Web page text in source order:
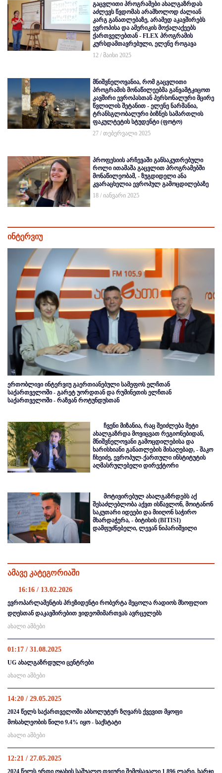
გაცვლითი პროგრამები ახალგაზრდას
აძლევს წვდომას არამხოლოდ ძალიან
კარგ განათლებაზე, არამედ აკავშირებს
ევროპისა და ამერიკის მოქალაქეებს
ქართველებთან - FLEX პროგრამის
კურსდამთავრებული, ელენე როგავა
12 / მაისი 2025
მნიშვნელოვანია, რომ გაცვლითი
პროგრამის მონაწილეებმა განვამტკიცოთ
კავშირი ევროპასთან პერსონალური მცირე
წვლილის შეტანით - ელენე ნარმანია,
ტრანსგლობალური ბიზნეს სამართლის
ფაკულტეტის სტუდენტი (ფოტო)
27 / თებერვალი 2025
პროფესიის არჩევაში განსაკუთრებული
როლი ითამაშა გაცვლით პროგრამებში
მონაწილეობამ, - ზუგდიდელი ანა
კვარაცხელია ევროპულ გამოცდილებაზე
18 / იანვარი 2025
ინტერვიუ
ერთობლივი ინტერვიუ გაერთიანებული სამეფოს ელჩთან
საქართველოში - გარეტ უორდთან და რუმინეთის ელჩთან
საქართველოში - რაზვან როტუნდუსთან
ჩვენი მიზანია, რაც შეიძლება მეტი
ახალგაზრდა მოვიცვათ რეგიონებიდან,
მნიშვნელოვანი გამოცდილებისა და
ხარისხიანი განათლების მისაღებად, - შაკო
ჩხეიძე, ევროპულ-ქართული ინსტიტუტის
აღმასრულებელი დირექტორი
მოტივირებულ ახალგაზრდებს აქ
შესაძლებლობა აქვთ ისწავლონ, მოიტანონ
საკუთარი იდეები და მიიღონ საჭირო
მხარდაჭერა, - ბიტისის (BITISI)
დამფუძნებელი, ლევან ნიპარიშვილი
ამავე კატეგორიაში
16:16 / 13.02.2026
ევროპარლამენტის პრეზიდენტი რობერტა მეცოლა რადიოს მსოფლიო
დღესთან დაკავშირებით ვიდეომიმართვას ავრცელებს
ახალი ამბები
01:17 / 31.08.2025
UG ახალგაზრდული ცენტრები
ახალი ამბები
14:20 / 29.05.2025
2024 წელს საქართველოში აბსოლუტურ ზღვარს ქვევით მყოფი
მოსახლეობის წილი 9.4% იყო - საქსტატი
ახალი ამბები
12:21 / 27.05.2025
2024 წელს ერთი ოჯახის საშუალო თვიური შემოსავალი 1 896 ლარი, ხარჯი